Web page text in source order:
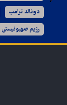
دونالد ترامپ
رژیم صهیونیستی